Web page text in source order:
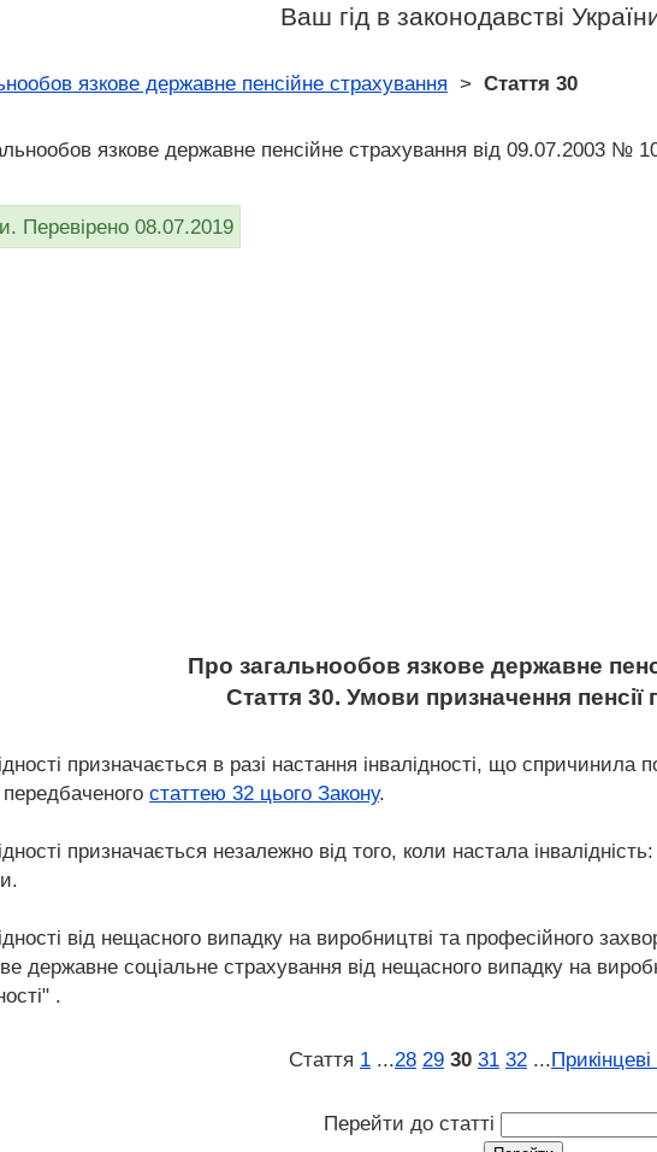
Ваш гід в законодавстві
язкове державне пенсійне страхування > Стаття 30
язкове державне пенсійне страхування від 09.07.2003 №
Перевірено 08.07.2019
Про загальнообов язкове державне
Стаття 30. Умови призначення пенсії
призначається в разі настання інвалідності, що спричинила
статтею 32 цього Закону.
призначається незалежно від того, коли настала
від нещасного випадку на виробництві та професійного
державне соціальне страхування від нещасного випадку на
.
Стаття 1 ...28 29 30 31 32 ...
Перейти до статті